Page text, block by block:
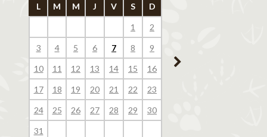
L M M J V S D
1 2
3 4 5 6 7 8 9
10 11 12 13 14 15 16
17 18 19 20 21 22 23
24 25 26 27 28 29 30
31
14